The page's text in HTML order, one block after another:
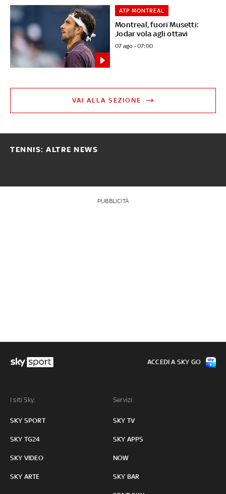
Montreal, fuori Musetti:
Jodar vola agli ottavi
ATP MONTREAL
07 ago - 07:00
VAI ALLA SEZIONE
TENNIS: ALTRE NEWS
PUBBLICITÀ
I siti Sky:
SKY SPORT
SKY TG24
SKY VIDEO
SKY ARTE
Servizi:
SKY TV
SKY APPS
NOW
SKY BAR
ACCEDI A SKY GO